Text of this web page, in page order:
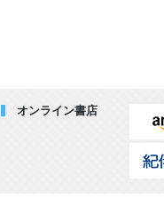
オンライン書店